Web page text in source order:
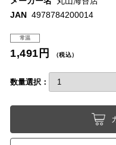
JAN 4978784200014
常温
1,491円 （税込）
数量選択：